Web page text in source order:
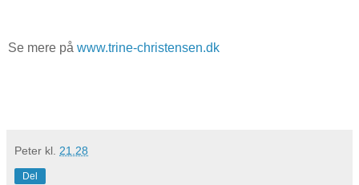
Se mere på www.trine-christensen.dk
Peter kl. 21.28
Del